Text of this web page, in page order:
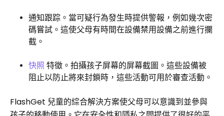
通知跟踪。當可疑行為發生時提供警報，例如幾次密
碼嘗試。這使父母有時間在設備禁用設備之前進行攔
截。
快照 特徵。拍攝孩子屏幕的屏幕截圖。這些設備被
阻止以防止將來封鎖時，這些活動可用於審查活動。
FlashGet 兒童的綜合解決方案使父母可以意識到並參與